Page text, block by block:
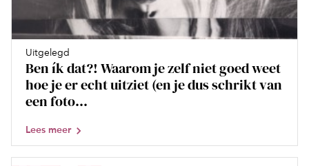
Uitgelegd
Ben ík dat?! Waarom je zelf niet goed weet
hoe je er echt uitziet (en je dus schrikt van
een foto...
Lees meer